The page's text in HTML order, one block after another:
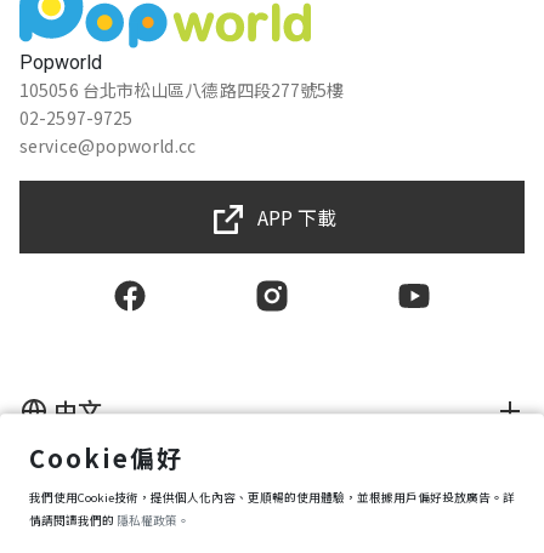
Popworld
105056 台北市松山區八德路四段277號5樓
02-2597-9725
service@popworld.cc
APP 下載
隱私權保護政策
資訊安全政策
中文
Cookie偏好
我們使用Cookie技術，提供個人化內容、更順暢的使用體驗，並根據用戶偏好投放廣告。詳
情請閱讀我們的 隱私權政策。